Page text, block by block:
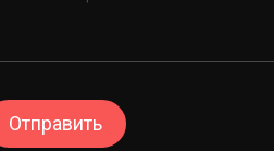
Отправить